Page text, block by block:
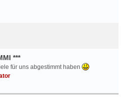
***
für uns abgestimmt haben